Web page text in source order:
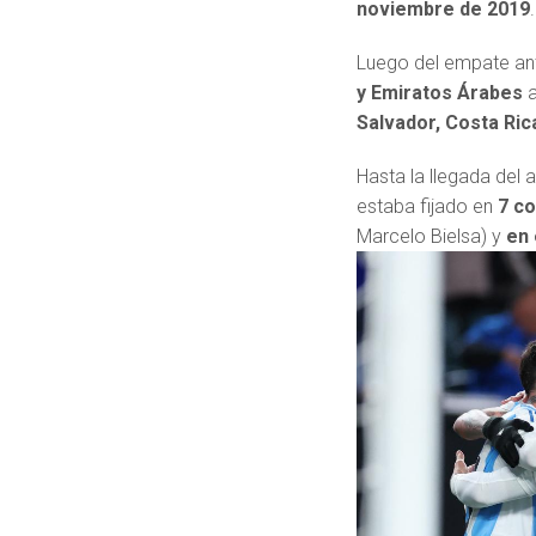
noviembre de 2019.
Luego del empate
y Emiratos Árabes
Salvador, Costa
Hasta la llegada del
estaba fijado en 7
Marcelo Bielsa) y en